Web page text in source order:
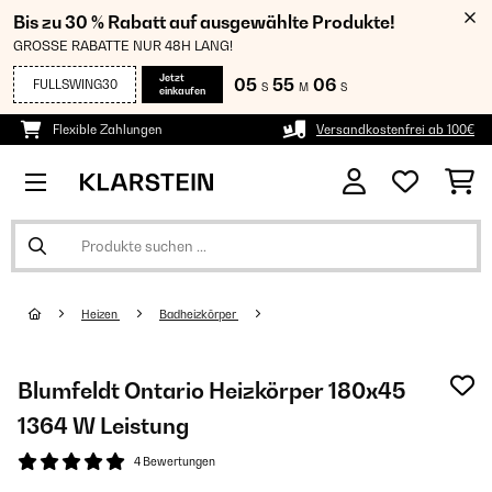
Bis zu 30 % Rabatt auf ausgewählte Produkte!
GROSSE RABATTE NUR 48H LANG!
FULLSWING30
Jetzt
einkaufen
05 S 55 M 06 S
Flexible Zahlungen Versandkostenfrei ab 100€
Heizen Badheizkörper
Blumfeldt Ontario Heizkörper 180x45
1364 W Leistung
4 Bewertungen